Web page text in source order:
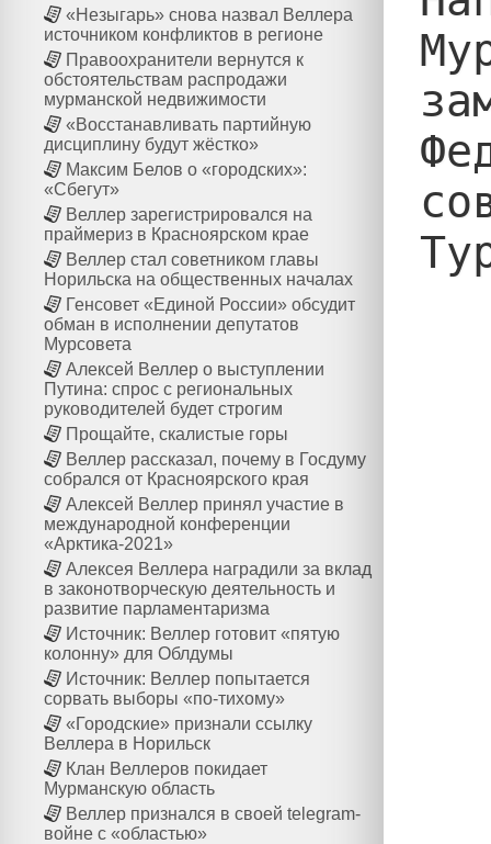
«Незыгарь» снова назвал Веллера
источником конфликтов в регионе
Правоохранители вернутся к
обстоятельствам распродажи
мурманской недвижимости
«Восстанавливать партийную
дисциплину будут жёстко»
Максим Белов о «городских»:
«Сбегут»
Веллер зарегистрировался на
праймериз в Красноярском крае
Веллер стал советником главы
Норильска на общественных началах
Генсовет «Единой России» обсудит
обман в исполнении депутатов
Мурсовета
Алексей Веллер о выступлении
Путина: спрос с региональных
руководителей будет строгим
Прощайте, скалистые горы
Веллер рассказал, почему в Госдуму
собрался от Красноярского края
Алексей Веллер принял участие в
международной конференции
«Арктика-2021»
Алексея Веллера наградили за вклад
в законотворческую деятельность и
развитие парламентаризма
Источник: Веллер готовит «пятую
колонну» для Облдумы
Источник: Веллер попытается
сорвать выборы «по-тихому»
«Городские» признали ссылку
Веллера в Норильск
Клан Веллеров покидает
Мурманскую область
Веллер признался в своей telegram-
войне с «областью»